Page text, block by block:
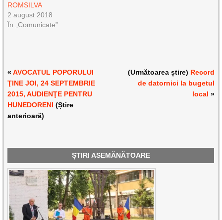
ROMSILVA
2 august 2018
În „Comunicate”
«AVOCATUL POPORULUI
ŢINE JOI, 24 SEPTEMBRIE
2015, AUDIENŢE PENTRU
HUNEDORENI (Știre
anterioară)
(Următoarea știre) Record
de datornici la bugetul
local »
ȘTIRI ASEMĂNĂTOARE